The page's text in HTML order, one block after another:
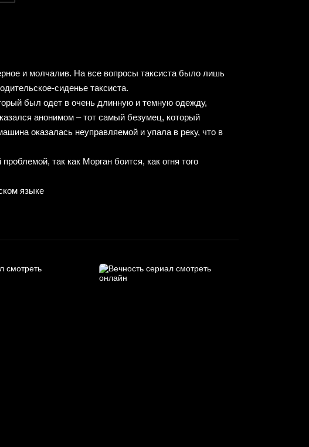
и молчалив. На все вопросы таксиста было лишь
сиденье таксиста.
был одет в очень длинную и темную одежду,
анонимом – тот самый безумец, который
оказалась неуправляемой и упала в реку, что в
так как Морган боится, как огня того
языке